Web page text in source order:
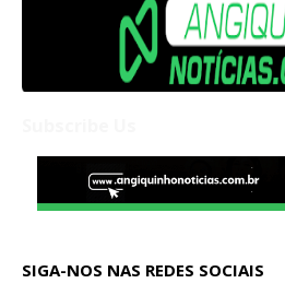
SIGA-NOS NAS REDES SOCIAIS